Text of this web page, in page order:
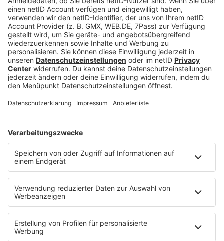
Spotify Playlistkannst du dich auf die Indie-,
Electropop, Hip-Hop und Rap-Vibes einstimmen
und dich von der erstklassigen Auswahl unserer
bisherigen Acts überzeugen.
Kein Geheimkonzert verpassen!
Folge derGeheimkonzert-Seitedeiner Stadt, um
Überraschung für dich bereithalten.
Finde dein nächstes Geheimkonzert inMünchen,
Hamburg,Köln,Berlin,Düsseldorf,Dortmund
Stuttgart,Leipzig,Bremen,Mannheim,Heidelberg,
Frankfurt,Hannover, Essen ,Münster,Regensburg
Osnabrück,Oldenburg